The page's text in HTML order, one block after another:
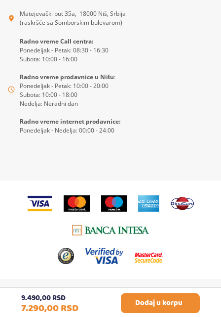
9.490,00RSD
7.290,00RSD Dodaj u korpu
Matejevački put 35a, 18000 Niš, Srbija
(raskršće sa Somborskim bulevarom)
Radno vreme Call centra:
Ponedeljak - Petak: 08:30 - 16:30
Subota: 10:00 - 16:00
Radno vreme prodavnice u Nišu:
Ponedeljak - Petak: 10:00 - 20:00
Subota: 10:00 - 18:00
Nedelja: Neradni dan
Radno vreme internet prodavnice:
Ponedeljak - Nedelja: 00:00 - 24:00
Izrada Internet prodavnice etikDigital